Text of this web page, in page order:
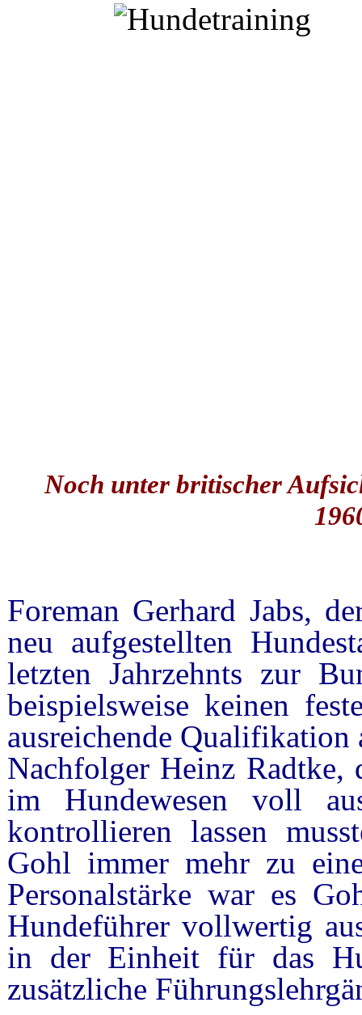
Noch unter britischer
Foreman Gerhard Jabs,
neu aufgestellten
letzten Jahrzehnts zur
beispielsweise keinen
ausreichende Qualifikation
Nachfolger Heinz Radtke,
im Hundewesen voll
kontrollieren lassen
Gohl immer mehr zu
Personalstärke war es
Hundeführer vollwertig
in der Einheit für das
zusätzliche